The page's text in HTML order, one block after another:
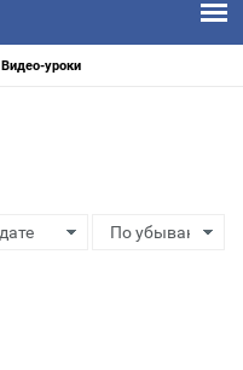
Видео-уроки